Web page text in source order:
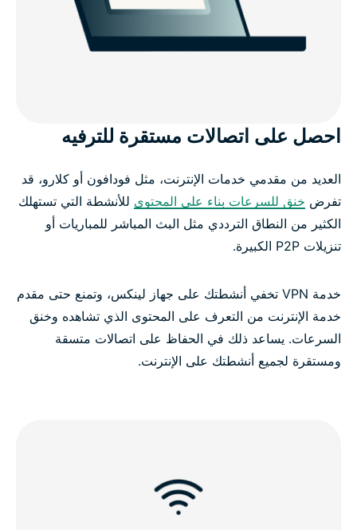
احصل على اتصالات مستقرة للترفيه
العديد من مقدمي خدمات الإنترنت، مثل فودافون أو كلارو، قد
تفرض خنق للسرعات بناء على المحتوى للأنشطة التي تستهلك
الكثير من النطاق الترددي مثل البث المباشر للمباريات أو
تنزيلات P2P الكبيرة.
خدمة VPN تخفي أنشطتك على جهاز لينكس، وتمنع حتى مقدم
خدمة الإنترنت من التعرف على المحتوى الذي تشاهده وخنق
السرعات. يساعد ذلك في الحفاظ على اتصالات متسقة
ومستقرة لجميع أنشطتك على الإنترنت.